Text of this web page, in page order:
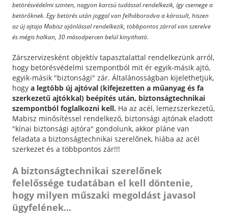
betörésvédelmi szinten, nagyon karcsú tudással rendelkezik, így csemege a
betörőknek. Egy betörés után joggal van felháborodva a károsult, hiszen
az új ajtaja Mabisz ajánlással rendelkezik, többpontos zárral van szerelve
és mégis halkan, 30 másodpercen belül kinyitható.
Zárszervizesként objektív tapasztalattal rendelkezünk arról,
hogy betörésvédelmi szempontból mit ér egyik-másik ajtó,
egyik-másik "biztonsági" zár. Általánosságban kijelethetjük,
hogy a legtöbb új ajtóval (kifejezetten a műanyag és fa
szerkezetű ajtókkal) beépítés után, biztonságtechnikai
szempontból foglalkozni kell. Ha az acél, lemezszerkezetű,
Mabisz minősítéssel rendelkező, biztonsági ajtónak eladott
"kínai biztonsági ajtóra" gondolunk, akkor pláne van
feladata a biztonságtechnikai szerelőnek, hiába az acél
szerkezet és a többpontos zár!!!
A biztonságtechnikai szerelőnek
felelőssége tudatában el kell döntenie,
hogy milyen műszaki megoldást javasol
ügyfelének...